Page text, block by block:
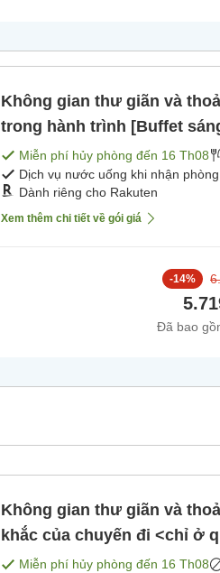
Không gian thư giãn và
trong hành trình [Buffet
Miễn phí hủy phòng đến 16 Th08
Dịch vụ nước uống khi nhận phòng
Dành riêng cho Rakuten
Xem thêm chi tiết về gói giá
-14%
Đã bao
Không gian thư giãn và
khắc của chuyến đi <chỉ ở
ăn]Miễn phí hủy phòng đến 16 Th08